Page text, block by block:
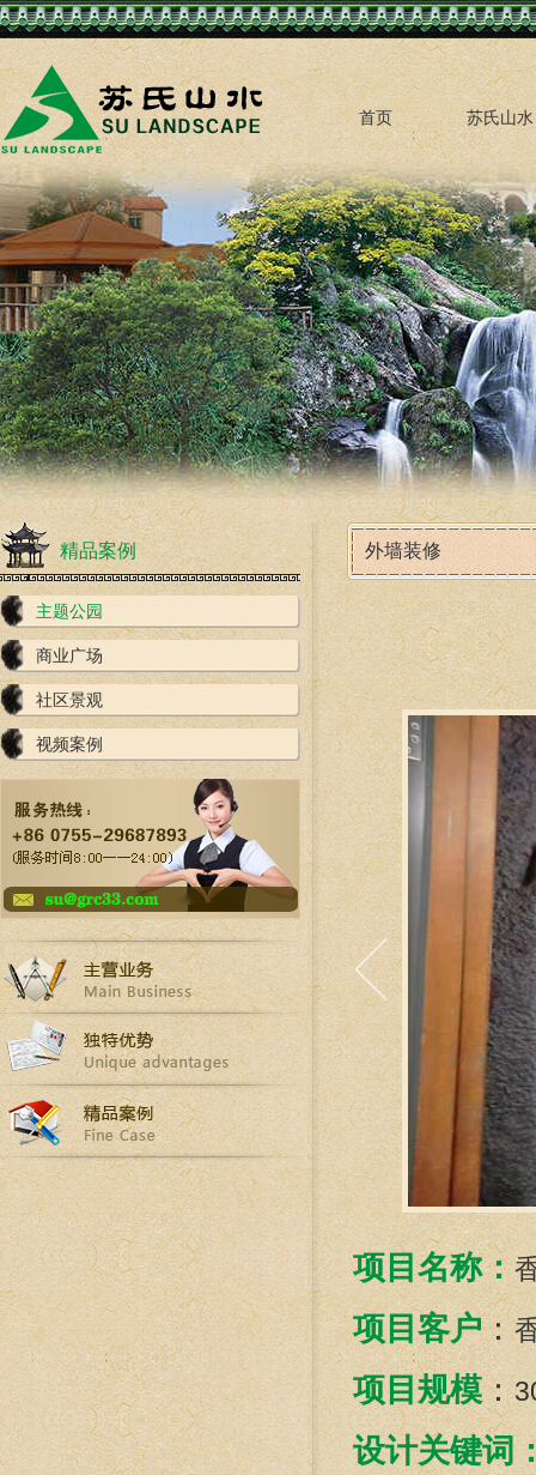
首页 苏氏山水
精品案例
主题公园
商业广场
社区景观
视频案例
外墙装修
项目名称：
项目客户：
项目规模：
设计关键词